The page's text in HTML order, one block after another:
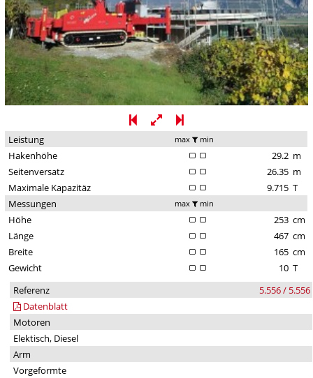
Leistung max min
Hakenhöhe 29.2 m
Seitenversatz
26.35 m
Maximale Kapazitäz
9.715 T
Messungen
max min
Höhe 253 cm
Länge
467 cm
Breite
165 cm
Gewicht
10 T
Referenz
5.556 / 5.556
Datenblatt
Motoren
Elektisch, Diesel
Arm
Vorgeformte